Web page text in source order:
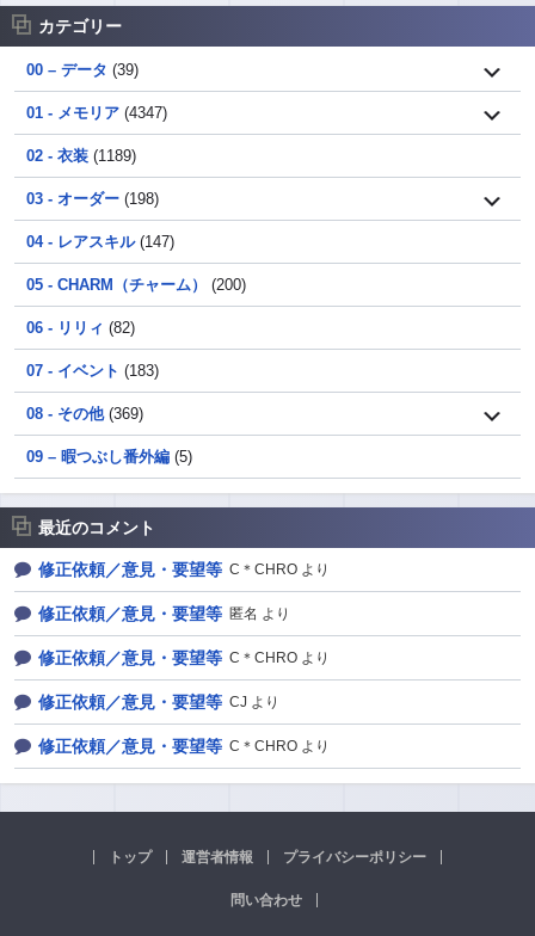
カテゴリー
00 – データ (39)
01 - メモリア (4347)
02 - 衣装 (1189)
03 - オーダー (198)
04 - レアスキル(147)
05 - CHARM（チャーム） (200)
06 - リリィ (82)
07 - イベント (183)
08 - その他(369)
09 – 暇つぶし番外編 (5)
最近のコメント
修正依頼／意見・要望等 C＊CHRO より
修正依頼／意見・要望等 匿名 より
修正依頼／意見・要望等 C＊CHRO より
修正依頼／意見・要望等 CJ より
修正依頼／意見・要望等 C＊CHRO より
トップ 運営者情報 プライバシーポリシー
問い合わせ